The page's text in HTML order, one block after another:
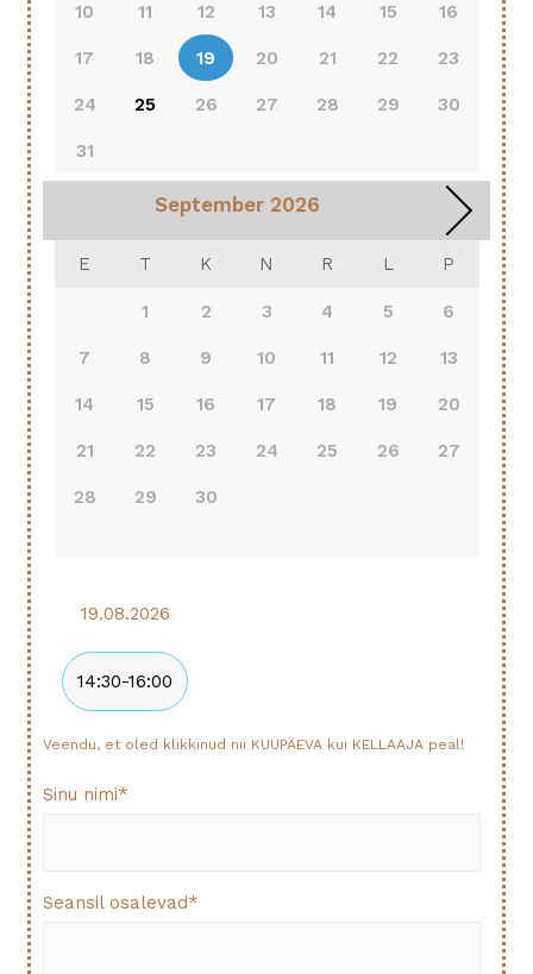
10 11 12 13 14 15 16
17 18 19 20 21 22 23
24 25 26 27 28 29 30
31
September 2026
E T K N R L P
1 2 3 4 5 6
7 8 9 10 11 12 13
14 15 16 17 18 19 20
21 22 23 24 25 26 27
28 29 30
19.08.2026
14:30-16:00
Veendu, et oled klikkinud nii KUUPÄEVA kui KELLAAJA peal!
Sinu nimi*
Seansil osalevad*